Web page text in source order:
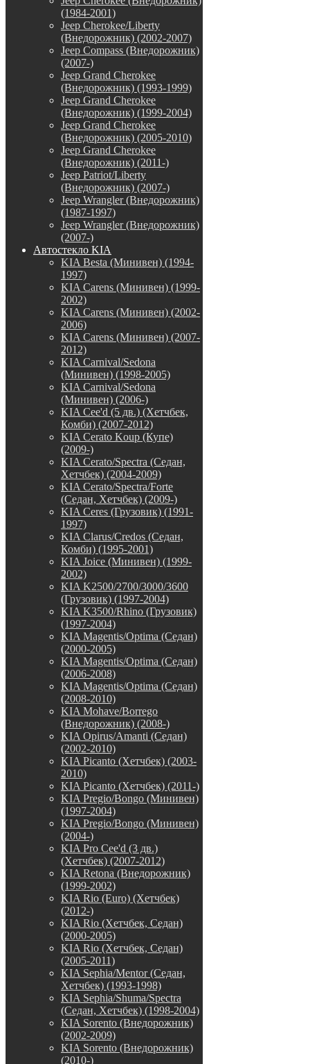
(1984-2001)
Jeep Cherokee/Liberty
(Внедорожник) (2002-2007)
Jeep Compass (Внедорожник)
(2007-)
Jeep Grand Cherokee
(Внедорожник) (1993-1999)
Jeep Grand Cherokee
(Внедорожник) (1999-2004)
Jeep Grand Cherokee
(Внедорожник) (2005-2010)
Jeep Grand Cherokee
(Внедорожник) (2011-)
Jeep Patriot/Liberty
(Внедорожник) (2007-)
Jeep Wrangler (Внедорожник)
(1987-1997)
Jeep Wrangler (Внедорожник)
(2007-)
Автостекло KIA
KIA Besta (Минивен) (1994-
1997)
KIA Carens (Минивен) (1999-
2002)
KIA Carens (Минивен) (2002-
2006)
KIA Carens (Минивен) (2007-
2012)
KIA Carnival/Sedona
(Минивен) (1998-2005)
KIA Carnival/Sedona
(Минивен) (2006-)
KIA Cee'd (5 дв.) (Хетчбек,
Комби) (2007-2012)
KIA Cerato Koup (Купе)
(2009-)
KIA Cerato/Spectra (Седан,
Хетчбек) (2004-2009)
KIA Cerato/Spectra/Forte
(Седан, Хетчбек) (2009-)
KIA Ceres (Грузовик) (1991-
1997)
KIA Clarus/Credos (Седан,
Комби) (1995-2001)
KIA Joice (Минивен) (1999-
2002)
KIA K2500/2700/3000/3600
(Грузовик) (1997-2004)
KIA K3500/Rhino (Грузовик)
(1997-2004)
KIA Magentis/Optima (Седан)
(2000-2005)
KIA Magentis/Optima (Седан)
(2006-2008)
KIA Magentis/Optima (Седан)
(2008-2010)
KIA Mohave/Borrego
(Внедорожник) (2008-)
KIA Opirus/Amanti (Седан)
(2002-2010)
KIA Picanto (Хетчбек) (2003-
2010)
KIA Picanto (Хетчбек) (2011-)
KIA Pregio/Bongo (Минивен)
(1997-2004)
KIA Pregio/Bongo (Минивен)
(2004-)
KIA Pro Cee'd (3 дв.)
(Хетчбек) (2007-2012)
KIA Retona (Внедорожник)
(1999-2002)
KIA Rio (Euro) (Хетчбек)
(2012-)
KIA Rio (Хетчбек, Седан)
(2000-2005)
KIA Rio (Хетчбек, Седан)
(2005-2011)
KIA Sephia/Mentor (Седан,
Хетчбек) (1993-1998)
KIA Sephia/Shuma/Spectra
(Седан, Хетчбек) (1998-2004)
KIA Sorento (Внедорожник)
(2002-2009)
KIA Sorento (Внедорожник)
(2010-)